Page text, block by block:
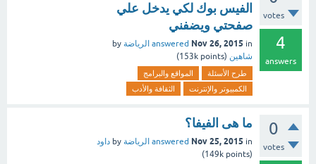
votes
4
answers
الفيس بوك لكي يدخل علي
صفحتي ويضفني
answered Nov 26, 2015 in الرياضة by
شاهين (
153k points)
طرح الأسئلة
المواقع والبرامج
الكمبيوتر والإنترنت
الثقافة والأدب
0
votes
ما هى الفيفا؟
answered Nov 25, 2015 in الرياضة by داود
(
149k points)